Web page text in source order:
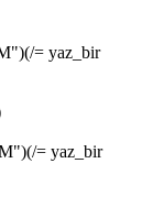
= yaz_bir
= yaz_bir